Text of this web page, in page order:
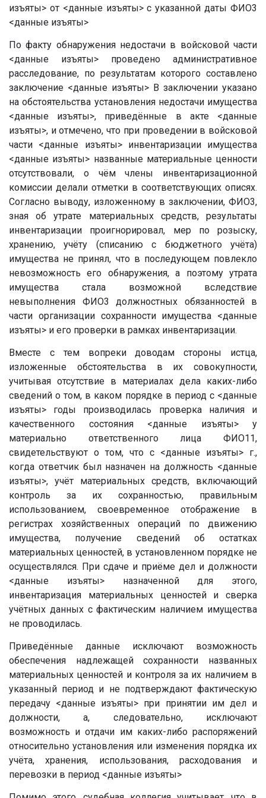
изъяты> от <данные изъяты>с указанной даты ФИО3
<данные изъяты>
По факту обнаружения недостачи в войсковой части
<данные изъяты> проведено административное
расследование, по результатам которого составлено
заключение <данные изъяты> В заключении указано
на обстоятельства установления недостачи имущества
<данные изъяты>, приведённые в акте <данные
изъяты>, и отмечено, что при проведении в войсковой
части <данные изъяты>инвентаризации имущества
<данные изъяты> названные материальные ценности
отсутствовали, о чём члены инвентаризационной
комиссии делали отметки в соответствующих описях.
Согласно выводу, изложенному в заключении, ФИО3,
зная об утрате материальных средств, результаты
инвентаризации проигнорировал, мер по розыску,
хранению, учёту (списанию с бюджетного учёта)
имущества не принял, что в последующем повлекло
невозможность его обнаружения, а поэтому утрата
имущества стала возможной вследствие
невыполнения ФИО3 должностных обязанностей в
части организации сохранности имущества <данные
изъяты> и его проверки в рамках инвентаризации.
Вместе с тем вопреки доводам стороны истца,
изложенные обстоятельства в их совокупности,
учитывая отсутствие в материалах дела каких-либо
сведений о том, в каком порядке в период с <данные
изъяты> годы производилась проверка наличия и
качественного состояния <данные изъяты>у
материально ответственного лица ФИО11,
свидетельствуют о том, что с <данные изъяты> г.,
когда ответчик был назначен на должность <данные
изъяты>, учёт материальных средств, включающий
контроль за их сохранностью, правильным
использованием, своевременное отображение в
регистрах хозяйственных операций по движению
имущества, получение сведений об остатках
материальных ценностей, в установленном порядке не
осуществлялся. При сдаче и приёме дел и должности
<данные изъяты>назначенной для этого,
инвентаризация материальных ценностей и сверка
учётных данных с фактическим наличием имущества
не проводилась.
Приведённые данные исключают возможность
обеспечения надлежащей сохранности названных
материальных ценностей и контроля за их наличием в
указанный период и не подтверждают фактическую
передачу <данные изъяты> при принятии им дел и
должности, а, следовательно, исключают
возможность и отдачи им каких-либо распоряжений
относительно установления или изменения порядка их
учёта, хранения, использования, расходования и
перевозки в период <данные изъяты>